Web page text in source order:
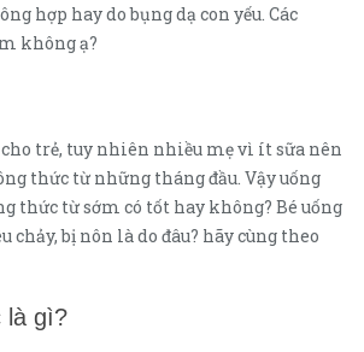
hợp hay do bụng dạ con yếu. Các
không ạ?
trẻ, tuy nhiên nhiều mẹ vì ít sữa nên
thức từ những tháng đầu. Vậy uống
thức từ sớm có tốt hay không? Bé uống
chảy, bị nôn là do đâu? hãy cùng theo
là gì?